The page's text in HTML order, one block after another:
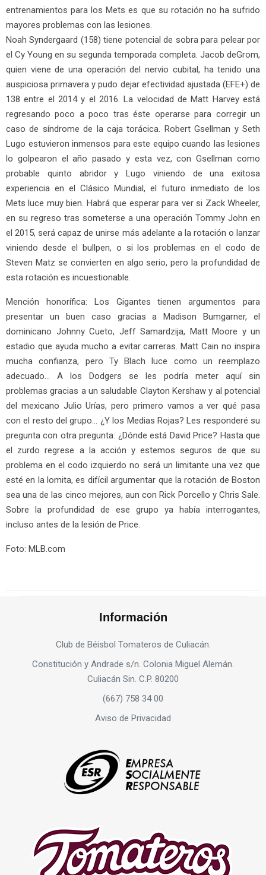
entrenamientos para los Mets es que su rotación no ha sufrido
mayores problemas con las lesiones.
Noah Syndergaard (158) tiene potencial de sobra para pelear por
el Cy Young en su segunda temporada completa. Jacob deGrom,
quien viene de una operación del nervio cubital, ha tenido una
auspiciosa primavera y pudo dejar efectividad ajustada (EFE+) de
138 entre el 2014 y el 2016. La velocidad de Matt Harvey está
regresando poco a poco tras éste operarse para corregir un
caso de síndrome de la caja torácica. Robert Gsellman y Seth
Lugo estuvieron inmensos para este equipo cuando las lesiones
lo golpearon el año pasado y esta vez, con Gsellman como
probable quinto abridor y Lugo viniendo de una exitosa
experiencia en el Clásico Mundial, el futuro inmediato de los
Mets luce muy bien. Habrá que esperar para ver si Zack Wheeler,
en su regreso tras someterse a una operación Tommy John en
el 2015, será capaz de unirse más adelante a la rotación o lanzar
viniendo desde el bullpen, o si los problemas en el codo de
Steven Matz se convierten en algo serio, pero la profundidad de
esta rotación es incuestionable.
Mención honorífica: Los Gigantes tienen argumentos para
presentar un buen caso gracias a Madison Bumgarner, el
dominicano Johnny Cueto, Jeff Samardzija, Matt Moore y un
estadio que ayuda mucho a evitar carreras. Matt Cain no inspira
mucha confianza, pero Ty Blach luce como un reemplazo
adecuado… A los Dodgers se les podría meter aquí sin
problemas gracias a un saludable Clayton Kershaw y al potencial
del mexicano Julio Urías, pero primero vamos a ver qué pasa
con el resto del grupo… ¿Y los Medias Rojas? Les responderé su
pregunta con otra pregunta: ¿Dónde está David Price? Hasta que
el zurdo regrese a la acción y estemos seguros de que su
problema en el codo izquierdo no será un limitante una vez que
esté en la lomita, es difícil argumentar que la rotación de Boston
sea una de las cinco mejores, aun con Rick Porcello y Chris Sale.
Sobre la profundidad de ese grupo ya había interrogantes,
incluso antes de la lesión de Price.
Foto: MLB.com
Información
Club de Béisbol Tomateros de Culiacán.
Constitución y Andrade s/n. Colonia Miguel Alemán.
Culiacán Sin. C.P. 80200
(667) 758 34 00
Aviso de Privacidad